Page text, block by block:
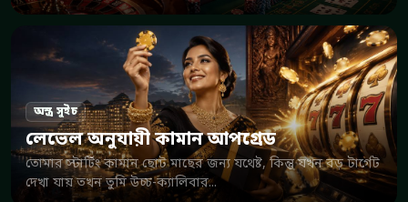
অস্ত্র সুইচ
লেভেল অনুযায়ী কামান আপগ্রেড
তোমার স্টার্টিং কামান ছোট মাছের জন্য যথেষ্ট, কিন্তু যখন বড় টার্গেট
দেখা যায় তখন তুমি উচ্চ-ক্যালিবার...